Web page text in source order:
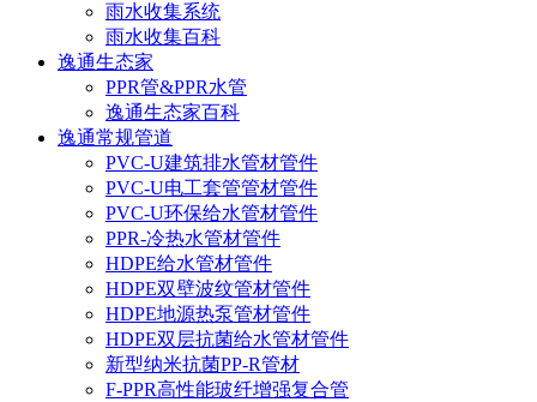
雨水收集系统
雨水收集百科
逸通生态家
PPR管&PPR水管
逸通生态家百科
逸通常规管道
PVC-U建筑排水管材管件
PVC-U电工套管管材管件
PVC-U环保给水管材管件
PPR-冷热水管材管件
HDPE给水管材管件
HDPE双壁波纹管材管件
HDPE地源热泵管材管件
HDPE双层抗菌给水管材管件
新型纳米抗菌PP-R管材
F-PPR高性能玻纤增强复合管